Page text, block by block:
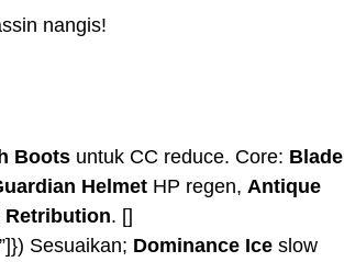
nangis!
Boots untuk CC reduce. Core: Blade
Helmet HP regen, Antique
Retribution. []
Sesuaikan; Dominance Ice slow